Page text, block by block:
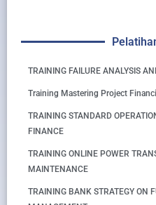
TRAINING FAILURE ANALYSIS
Training Mastering Project
TRAINING STANDARD
FINANCE
TRAINING ONLINE POWER
MAINTENANCE
TRAINING BANK STRATEGY ON